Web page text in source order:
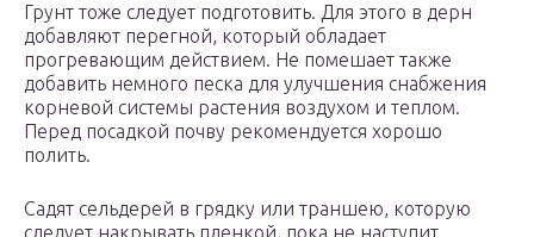
Грунт тоже следует подготовить. Для этого в дерн
добавляют перегной, который обладает
прогревающим действием. Не помешает также
добавить немного песка для улучшения снабжения
корневой системы растения воздухом и теплом.
Перед посадкой почву рекомендуется хорошо
полить.
Садят сельдерей в грядку или траншею, которую
следует накрывать пленкой, пока не наступит